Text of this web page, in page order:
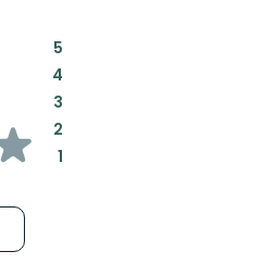
5:
4:
3:
2:
1: